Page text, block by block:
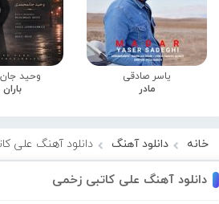
یاسر صادقی
مادر
وحید
خانه دانلود آهنگ دانلود آهنگ علی
دانلود آهنگ علی کاتبی زخمی